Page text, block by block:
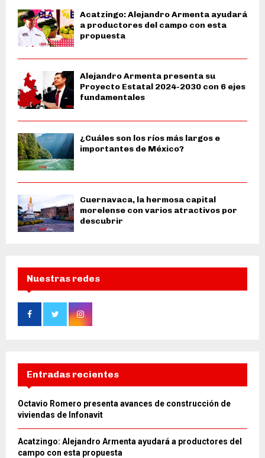
Acatzingo: Alejandro Armenta ayudará
a productores del campo con esta
propuesta
Alejandro Armenta presenta su
Proyecto Estatal 2024-2030 con 6 ejes
fundamentales
¿Cuáles son los ríos más largos e
importantes de México?
Cuernavaca, la hermosa capital
morelense con varios atractivos por
descubrir
Nuestras redes
Entradas recientes
Octavio Romero presenta avances de construcción de
viviendas de Infonavit
Acatzingo: Alejandro Armenta ayudará a productores del
campo con esta propuesta